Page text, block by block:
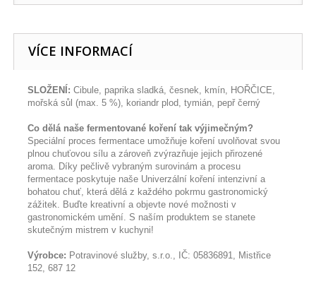
VÍCE INFORMACÍ
SLOŽENÍ: Cibule, paprika sladká, česnek, kmín, HOŘČICE,
mořská sůl (max. 5 %), koriandr plod, tymián, pepř černý
Co dělá naše fermentované koření tak výjimečným?
Speciální proces fermentace umožňuje koření uvolňovat svou
plnou chuťovou sílu a zároveň zvýrazňuje jejich přirozené
aroma. Díky pečlivě vybraným surovinám a procesu
fermentace poskytuje naše Univerzální koření intenzivní a
bohatou chuť, která dělá z každého pokrmu gastronomický
zážitek. Buďte kreativní a objevte nové možnosti v
gastronomickém umění. S naším produktem se stanete
skutečným mistrem v kuchyni!
Výrobce: Potravinové služby, s.r.o., IČ: 05836891, Mistřice
152, 687 12